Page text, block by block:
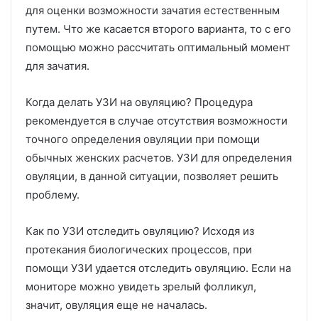
для оценки возможности зачатия естественным
путем. Что же касается второго варианта, то с его
помощью можно рассчитать оптимальный момент
для зачатия.
Когда делать УЗИ на овуляцию? Процедура
рекомендуется в случае отсутствия возможности
точного определения овуляции при помощи
обычных женских расчетов. УЗИ для определения
овуляции, в данной ситуации, позволяет решить
проблему.
Как по УЗИ отследить овуляцию? Исходя из
протекания биологических процессов, при
помощи УЗИ удается отследить овуляцию. Если на
мониторе можно увидеть зрелый фолликул,
значит, овуляция еще не началась.